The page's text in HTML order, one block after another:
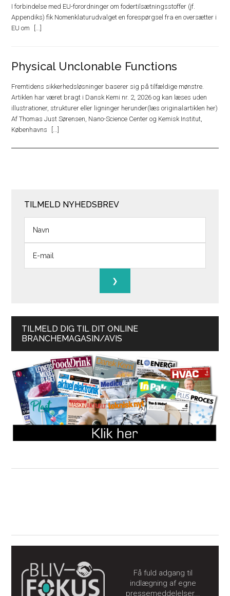
I forbindelse med EU-forordninger om fodertilsætningsstoffer (jf.
Appendiks) fik Nomenklaturudvalget en forespørgsel fra en oversætter i
EU om
Physical Unclonable Functions
Fremtidens sikkerhedsløsninger baserer sig på tilfældige mønstre.
Artiklen har været bragt i Dansk Kemi nr. 2, 2026 og kan læses uden
illustrationer, strukturer eller ligninger herunder(læs originalartiklen her)
Af Thomas Just Sørensen, Nano-Science Center og Kemisk Institut,
Københavns
TILMELD NYHEDSBREV
TILMELD DIG TIL DIT ONLINE
BRANCHEMAGASIN/AVIS
Få fuld adgang til
indlægning af egne
pressemeddelelser...